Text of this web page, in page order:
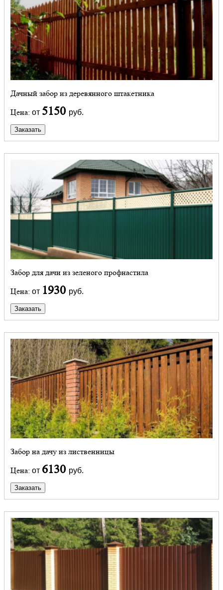
Дачный забор из деревянного штакетника
Цена: от 5150 руб.
Заказать
Забор для дачи из зеленого профнастила
Цена: от 1930 руб.
Заказать
Забор на дачу из лиственницы
Цена: от 6130 руб.
Заказать